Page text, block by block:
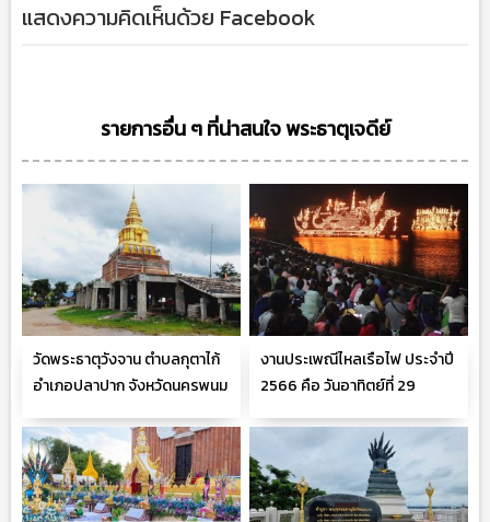
แสดงความคิดเห็นด้วย Facebook
รายการอื่น ๆ ที่น่าสนใจ พระธาตุเจดีย์
วัดพระธาตุวังจาน ตำบลกุตาไก้
อำเภอปลาปาก จังหวัดนครพนม
งานประเพณีไหลเรือไฟ ประจำปี
2566 คือ วันอาทิตย์ที่ 29
ตุลาคม 2566